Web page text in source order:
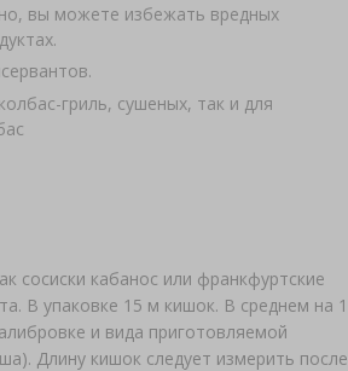
вы можете избежать вредных
гриль, сушеных, так и для
сосиски кабанос или франкфуртские
В упаковке 15 м кишок. В среднем на 1
и вида приготовляемой
Длину кишок следует измерить после